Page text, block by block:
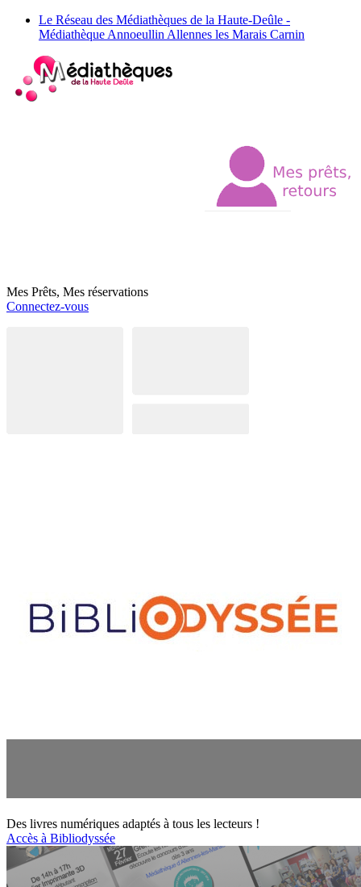
Le Réseau des Médiathèques de la Haute-Deûle -
Médiathèque Annoeullin Allennes les Marais Carnin
Mes Prêts, Mes réservations
Connectez-vous
Des livres numériques adaptés à tous les lecteurs !
Accès à Bibliodyssée